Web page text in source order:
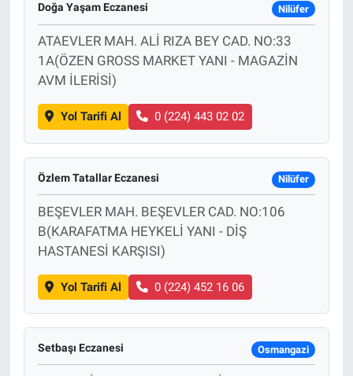
Doğa Yaşam Eczanesi Nilüfer
ATAEVLER MAH. ALİ RIZA BEY CAD. NO:33
1A(ÖZEN GROSS MARKET YANI - MAGAZİN
AVM İLERİSİ)
Yol Tarifi Al 0 (224) 443 02 02
Özlem Tatallar Eczanesi Nilüfer
BEŞEVLER MAH. BEŞEVLER CAD. NO:106
B(KARAFATMA HEYKELİ YANI - DİŞ
HASTANESİ KARŞISI)
Yol Tarifi Al 0 (224) 452 16 06
Setbaşı Eczanesi Osmangazi